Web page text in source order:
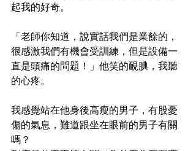
起我的好奇。
「老師你知道，說實話我們是業餘的，
很感激我們有機會受訓練，但是設備一
直是頭痛的問題！」他笑的靦腆，我聽
的心疼。
我感覺站在他身後高瘦的男子，有股憂
傷的氣息，難道跟坐在眼前的男子有關
嗎？